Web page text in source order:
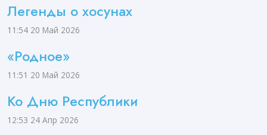
Легенды о хосунах
11:54 20 Май 2026
«Родное»
11:51 20 Май 2026
Ко Дню Республики
12:53 24 Апр 2026